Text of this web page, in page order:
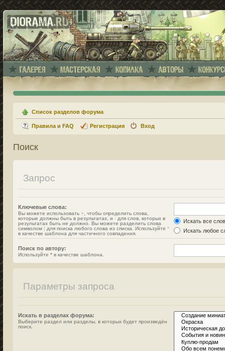
Список разделов форума
Правила и FAQ Регистрация Вход
Поиск
Запрос
Ключевые слова:
Вы можете использовать + , чтобы определить слова,
которые должны быть в результатах, и - для слов, которых в
результатах быть не должно. Вы можете разделить слова
символом | для поиска любого слова из списка. Используйте *
в качестве шаблона для частичного совпадения.
Искать все
Искать любое
Поиск по автору:
Используйте * в качестве шаблона.
Параметры запроса
Искать в разделах форума:
Выберите раздел или разделы, в которых будет произведён
поиск.